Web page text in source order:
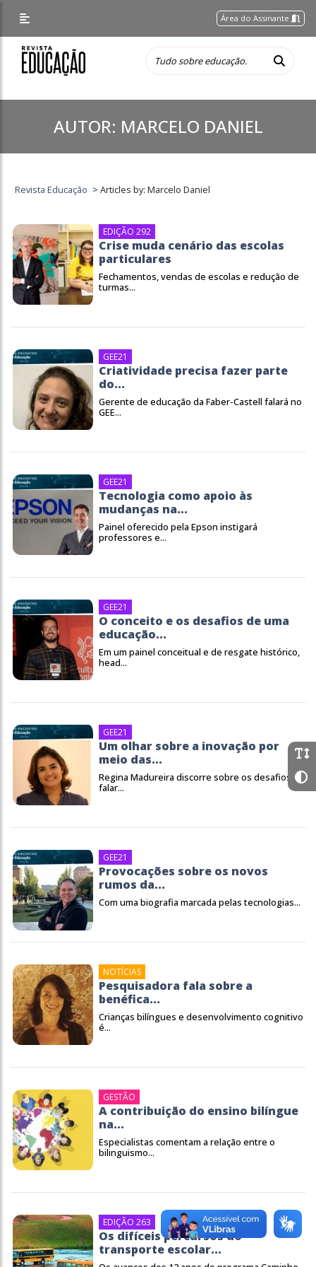
Área do Assinante
AUTOR: MARCELO DANIEL
Revista Educação > Articles by: Marcelo Daniel
EDIÇÃO 292
Crise muda cenário das escolas
particulares
Fechamentos, vendas de escolas e redução de
turmas...
GEE21
Criatividade precisa fazer parte
do...
Gerente de educação da Faber-Castell falará no
GEE...
GEE21
Tecnologia como apoio às
mudanças na...
Painel oferecido pela Epson instigará
professores e...
GEE21
O conceito e os desafios de uma
educação...
Em um painel conceitual e de resgate histórico,
head...
GEE21
Um olhar sobre a inovação por
meio das...
Regina Madureira discorre sobre os desafios de
falar...
GEE21
Provocações sobre os novos
rumos da...
Com uma biografia marcada pelas tecnologias...
NOTÍCIAS
Pesquisadora fala sobre a
benéfica...
Crianças bilíngues e desenvolvimento cognitivo
é...
GESTÃO
A contribuição do ensino bilíngue
na...
Especialistas comentam a relação entre o
bilinguismo...
EDIÇÃO 263
Os difíceis percursos do
transporte escolar...